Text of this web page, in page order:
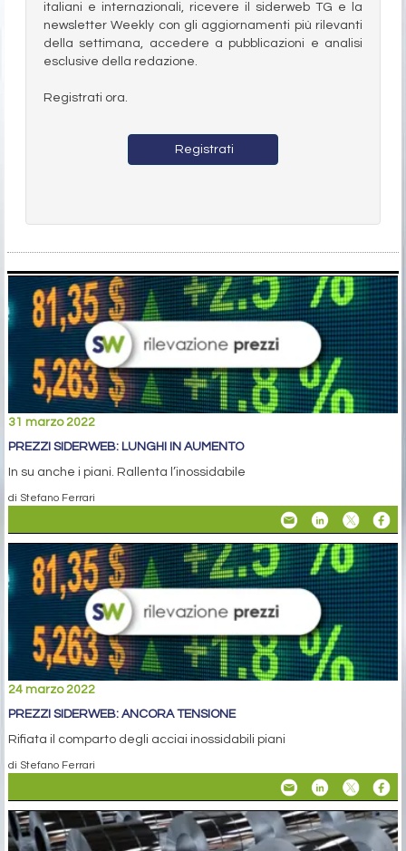
italiani e internazionali, ricevere il siderweb TG e la
newsletter Weekly con gli aggiornamenti più rilevanti
della settimana, accedere a pubblicazioni e analisi
esclusive della redazione.
Registrati ora.
Registrati
31 marzo 2022
PREZZI SIDERWEB: LUNGHI IN AUMENTO
In su anche i piani. Rallenta l’inossidabile
di Stefano Ferrari
24 marzo 2022
PREZZI SIDERWEB: ANCORA TENSIONE
Rifiata il comparto degli acciai inossidabili piani
di Stefano Ferrari